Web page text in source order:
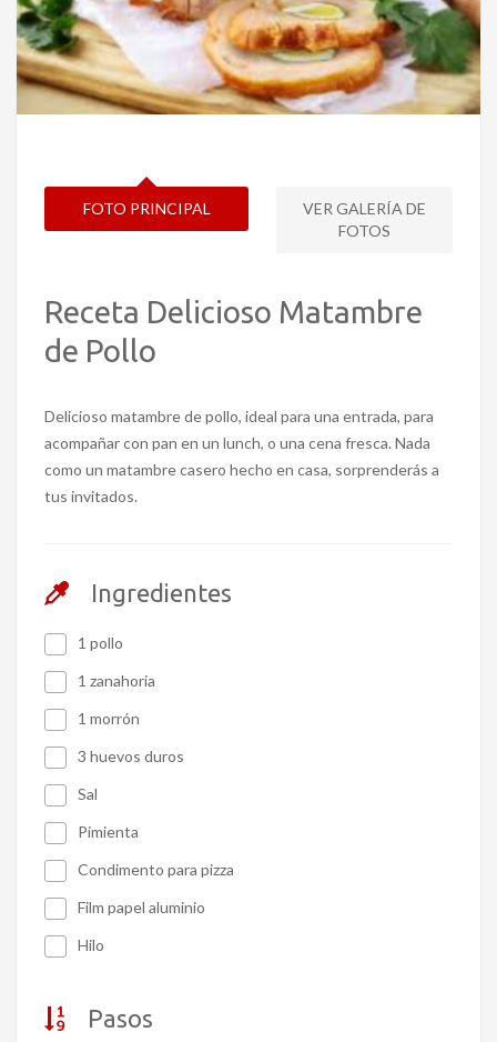
FOTO PRINCIPAL
VER GALERÍA DE
FOTOS
Receta Delicioso Matambre
de Pollo
Delicioso matambre de pollo, ideal para una entrada, para
acompañar con pan en un lunch, o una cena fresca. Nada
como un matambre casero hecho en casa, sorprenderás a
tus invitados.
Ingredientes
1 pollo
1 zanahoria
1 morrón
3 huevos duros
Sal
Pimienta
Condimento para pizza
Film papel aluminio
Hilo
Pasos